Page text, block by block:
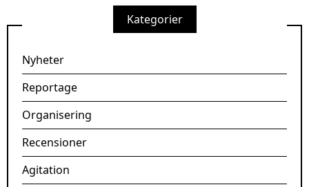
Kategorier
Nyheter
Reportage
Organisering
Recensioner
Agitation